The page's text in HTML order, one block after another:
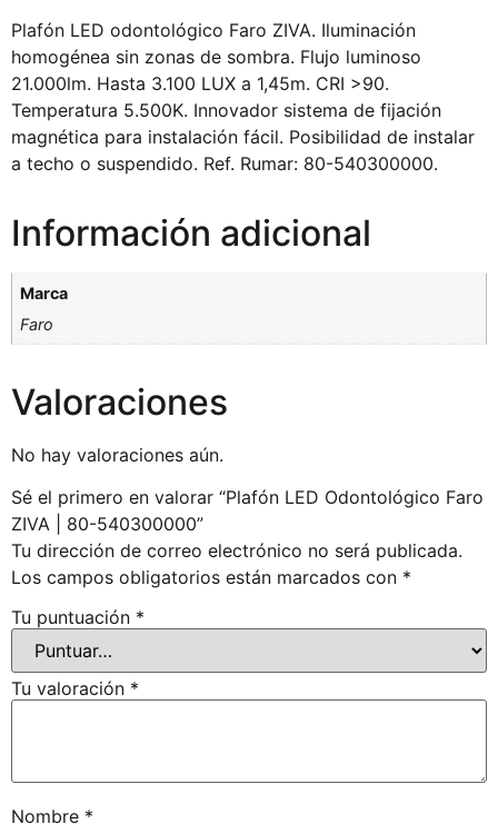
Plafón LED odontológico Faro ZIVA. Iluminación
homogénea sin zonas de sombra. Flujo luminoso
21.000lm. Hasta 3.100 LUX a 1,45m. CRI >90.
Temperatura 5.500K. Innovador sistema de fijación
magnética para instalación fácil. Posibilidad de instalar
a techo o suspendido. Ref. Rumar: 80-540300000.
Información adicional
Marca
Faro
Valoraciones
No hay valoraciones aún.
Sé el primero en valorar “Plafón LED Odontológico Faro
ZIVA | 80-540300000”
Tu dirección de correo electrónico no será publicada.
Los campos obligatorios están marcados con *
Tu puntuación *
Tu valoración *
Nombre *